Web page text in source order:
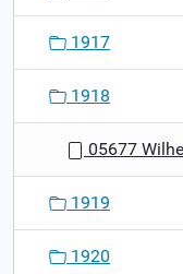
1917
1918
05677
1919
1920